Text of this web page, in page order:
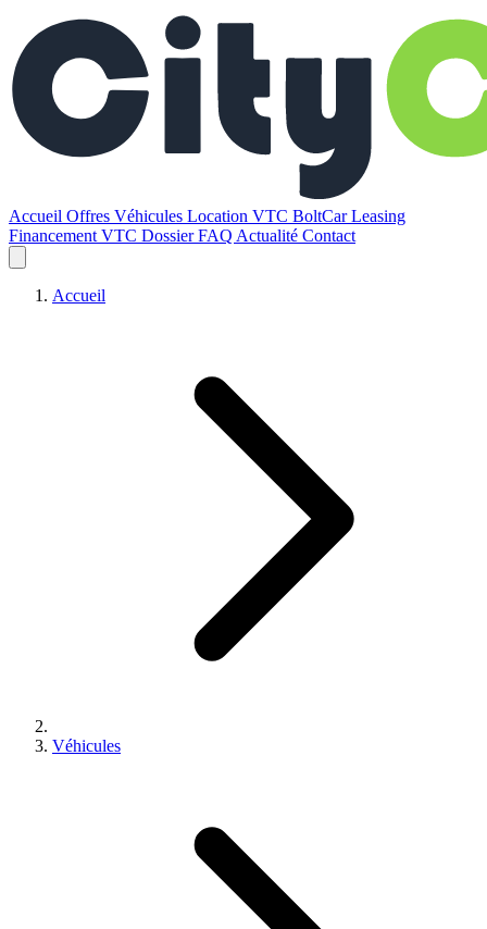
Accueil Offres Véhicules Location VTC BoltCarLeasing
Financement VTC DossierFAQ Actualité Contact
Accueil
Véhicules